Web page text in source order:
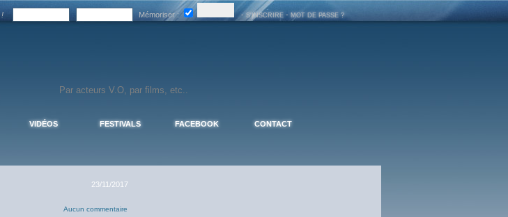
! Mémoriser : -S'INSCRIRE -MOT DE PASSE ?
VIDÉOS FESTIVALS FACEBOOK CONTACT
23/11/2017
Aucun commentaire